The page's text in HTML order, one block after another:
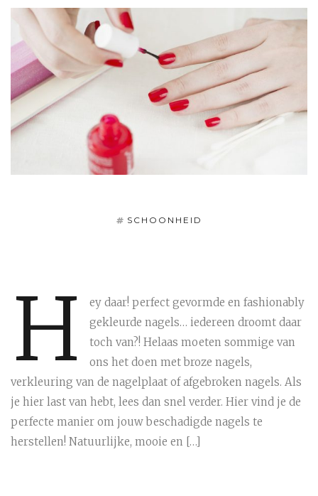
SCHOONHEID
H
ey daar! perfect gevormde en fashionably
gekleurde nagels… iedereen droomt daar
toch van?! Helaas moeten sommige van
ons het doen met broze nagels,
verkleuring van de nagelplaat of afgebroken nagels. Als
je hier last van hebt, lees dan snel verder. Hier vind je de
perfecte manier om jouw beschadigde nagels te
herstellen! Natuurlijke, mooie en […]